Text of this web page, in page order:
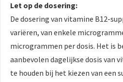
Let op de dosering:
De dosering van vitamine B12-
variëren, van enkele
microgrammen per dosis. Het is
aanbevolen dagelijkse dosis van
te houden bij het kiezen van een